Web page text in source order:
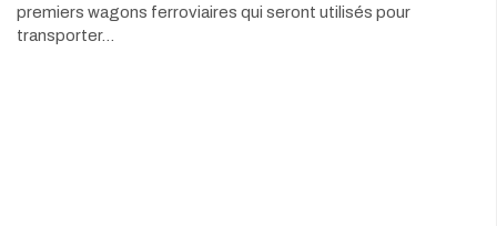
premiers wagons ferroviaires qui seront utilisés pour
transporter…